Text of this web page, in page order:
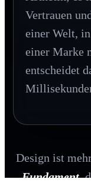
Vertrauen
einer Welt,
einer Marke
entscheidet
Design ist
Fundament,